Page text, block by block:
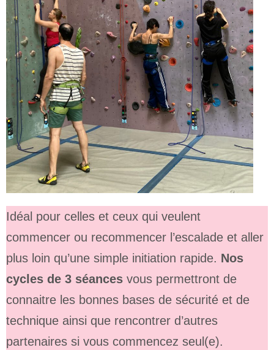
Idéal pour celles et ceux qui veulent
commencer ou recommencer l’escalade et aller
plus loin qu’une simple initiation rapide. Nos
cycles de 3 séances vous permettront de
connaitre les bonnes bases de sécurité et de
technique ainsi que rencontrer d’autres
partenaires si vous commencez seul(e).